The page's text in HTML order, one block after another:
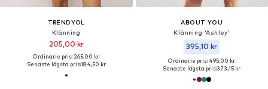
TRENDYOL
Klänning
205,00 kr
Ordinarie pris: 265,00 kr
Senaste lägsta pris:184,50 kr
ABOUT YOU
Klänning 'Ashley'
395,10 kr
Ordinarie pris: 495,00 kr
Senaste lägsta pris:373,15 kr